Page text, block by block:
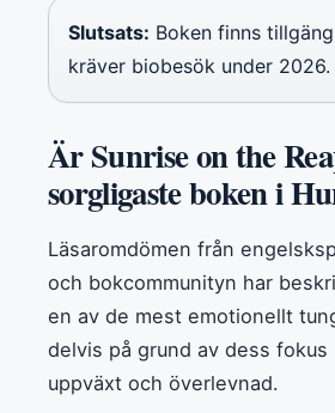
Slutsats: Boken finns
kräver biobesök under 2026.
Är Sunrise on the
sorgligaste boken i
Läsaromdömen från
och bokcommunityn har
en av de mest emotionellt
delvis på grund av dess fokus
uppväxt och överlevnad.